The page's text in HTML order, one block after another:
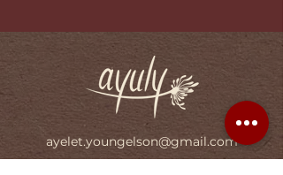
ayelet.youngelson@gmail.com
050-7222357